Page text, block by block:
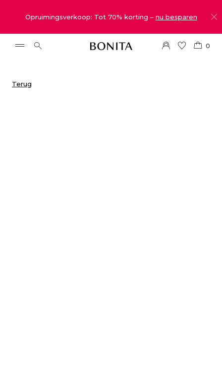
Opruimingsverkoop: Tot 70% korting – nu besparen
0
Terug